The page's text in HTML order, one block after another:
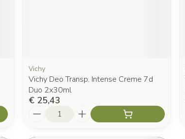
Vichy
Vichy Deo Transp. Intense Creme 7d
Duo 2x30ml
€ 25,43